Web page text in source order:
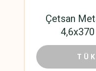
Çetsan
1.020,00 TL